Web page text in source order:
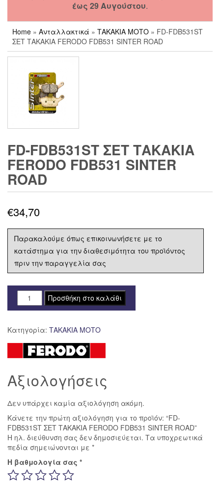
έως 29 Αυγούστου.
Home » Ανταλλακτικά » ΤΑΚΑΚΙΑ ΜΟΤΟ » FD-FDB531ST
ΣΕΤ ΤΑΚΑΚΙΑ FERODO FDB531 SINTER ROAD
FD-FDB531ST ΣΕΤ ΤΑΚΑΚΙΑ
FERODO FDB531 SINTER
ROAD
€34,70
Παρακαλούμε όπως επικοινωνήσετε με το
κατάστημα για την διαθεσιμότητα του προϊόντος
πριν την παραγγελία σας
FD-
FDB531ST
ΤΑΚΑΚΙΑ
FERODO
FDB531
ROAD
Προσθήκη στο καλάθι
Κατηγορία: ΤΑΚΑΚΙΑ ΜΟΤΟ
Αξιολογήσεις
Δεν υπάρχει καμία αξιολόγηση ακόμη.
Κάνετε την πρώτη αξιολόγηση για το προϊόν: “FD-
FDB531ST ΣΕΤ ΤΑΚΑΚΙΑ FERODO FDB531 SINTER ROAD”
Η ηλ. διεύθυνση σας δεν δημοσιεύεται. Τα υποχρεωτικά
πεδία σημειώνονται με *
Η βαθμολογία σας *